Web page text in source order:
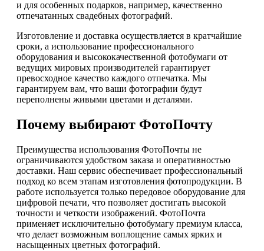
и для особенных подарков, например, качественно
отпечатанных свадебных фотографий.
Изготовление и доставка осуществляется в кратчайшие
сроки, а использование профессионального
оборудования и высококачественной фотобумаги от
ведущих мировых производителей гарантирует
превосходное качество каждого отпечатка. Мы
гарантируем вам, что ваши фотографии будут
переполнены живыми цветами и деталями.
Почему выбирают ФотоПочту
Преимущества использования ФотоПочты не
ограничиваются удобством заказа и оперативностью
доставки. Наш сервис обеспечивает профессиональный
подход ко всем этапам изготовления фотопродукции. В
работе используется только передовое оборудование для
цифровой печати, что позволяет достигать высокой
точности и четкости изображений. ФотоПочта
применяет исключительно фотобумагу премиум класса,
что делает возможным воплощение самых ярких и
насыщенных цветных фотографий.